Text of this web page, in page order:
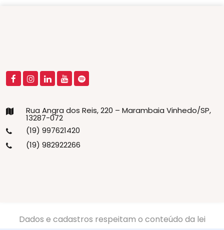
Rua Angra dos Reis, 220 – Marambaia Vinhedo/SP,
13287-072
(19) 997621420
(19) 982922266
Dados e cadastros respeitam o conteúdo da lei